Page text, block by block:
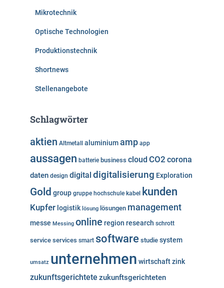
Mikrotechnik
Optische Technologien
Produktionstechnik
Shortnews
Stellenangebote
Schlagwörter
aktien Altmetall aluminiumamp app
aussagen batterie business cloud CO2 corona
daten design digital digitalisierung Exploration
Gold group gruppe hochschule kabel kunden
Kupfer logistik lösung lösungen management
messe Messing online region research schrott
service services smart software studie system
umsatz unternehmen wirtschaftzink
zukunftsgerichtete zukunftsgerichteten